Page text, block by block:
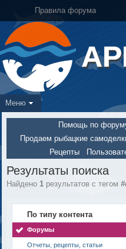
Правила форума
Меню
Помощь по
Продаем рыбацкие
Рецепты
Результаты поиска
Найдено 1 результатов с тегом
По типу контента
Форумы
Отчеты, рецепты, статьи